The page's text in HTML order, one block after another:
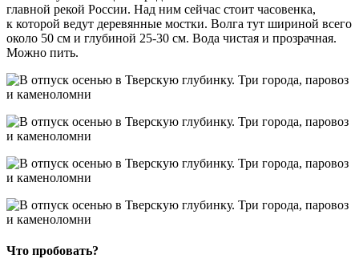
главной рекой России. Над ним сейчас стоит часовенка,
к которой ведут деревянные мостки. Волга тут шириной всего
около 50 см и глубиной 25-30 см. Вода чистая и прозрачная.
Можно пить.
Что пробовать?